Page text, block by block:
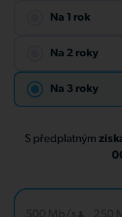
Na 1 rok
Na 2 roky
Na 3 roky
S předplatným